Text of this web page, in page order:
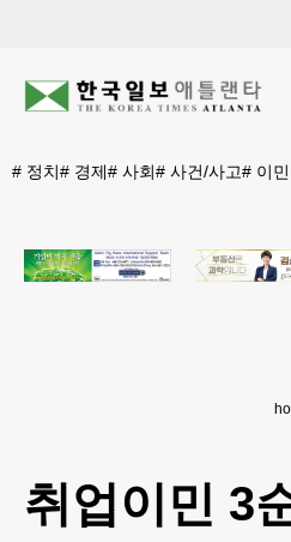
# 정치# 경제# 사회# 사건/사고# 이
취업이민 3